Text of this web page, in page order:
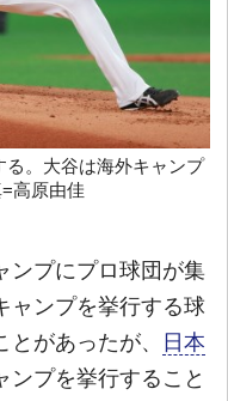
る。大谷は海外キャンプ
高原由佳
プにプロ球団が集
ャンプを挙行する球
があったが、
日本
ンプを挙行すること